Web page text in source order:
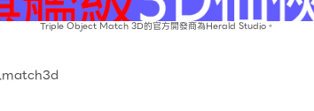
Triple Object Match 3D的官方開發商為Herald Studio。